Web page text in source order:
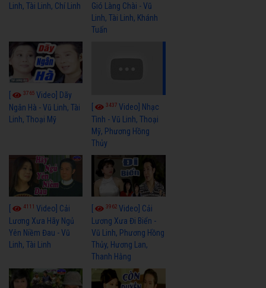
Linh, Tài Linh, Chí Linh
Gió Làng Chài - Vũ
Linh, Tài Linh, Khánh
Tuấn
3765 Video] Dãy
Ngân Hà - Vũ Linh, Tài
Linh, Thoại Mỹ
3437Video] Nhạc
Tình - Vũ Linh, Thoại
Mỹ, Phương Hồng
Thủy
4111 Video] Cải
Lương Xưa Hãy Ngủ
Yên Niềm Đau - Vũ
Linh, Tài Linh
3962Video] Cải
Lương Xưa Đi Biển -
Vũ Linh, Phương Hồng
Thủy, Hương Lan,
Thanh Hằng